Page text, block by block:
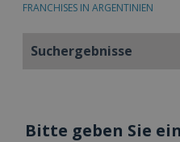
FRANCHISES IN ARGENTINIEN
Suchergebnisse
Bitte geben Sie